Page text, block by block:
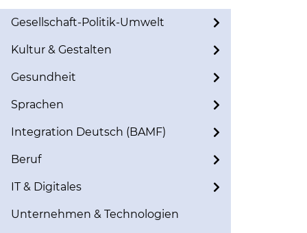
Gesellschaft-Politik-Umwelt
Kultur & Gestalten
Gesundheit
Sprachen
Integration Deutsch (BAMF)
Beruf
IT & Digitales
Unternehmen & Technologien